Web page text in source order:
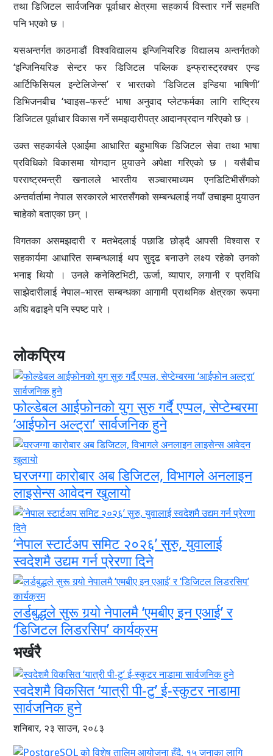
तथा डिजिटल सार्वजनिक पूर्वाधार क्षेत्रमा सहकार्य विस्तार गर्ने सहमति
पनि भएको छ ।
यसअन्तर्गत काठमाडौं विश्वविद्यालय इन्जिनियरिङ विद्यालय अन्तर्गतको
‘इन्जिनियरिङ सेन्टर फर डिजिटल पब्लिक इन्फ्रास्ट्रक्चर एन्ड
आर्टिफिसियल इन्टेलिजेन्स’ र भारतको ‘डिजिटल इन्डिया भाषिणी’
डिभिजनबीच ‘भ्वाइस–फर्स्ट’ भाषा अनुवाद प्लेटफर्मका लागि राष्ट्रिय
डिजिटल पूर्वाधार विकास गर्ने समझदारीपत्र आदानप्रदान गरिएको छ ।
उक्त सहकार्यले एआईमा आधारित बहुभाषिक डिजिटल सेवा तथा भाषा
प्रविधिको विकासमा योगदान पुर्‍याउने अपेक्षा गरिएको छ । यसैबीच
परराष्ट्रमन्त्री खनालले भारतीय सञ्चारमाध्यम एनडिटिभीसँगको
अन्तर्वार्तामा नेपाल सरकारले भारतसँगको सम्बन्धलाई नयाँ उचाइमा पुर्‍याउन
चाहेको बताएका छन् ।
विगतका असमझदारी र मतभेदलाई पछाडि छोड्दै आपसी विश्वास र
सहकार्यमा आधारित सम्बन्धलाई थप सुदृढ बनाउने लक्ष्य रहेको उनको
भनाइ थियो । उनले कनेक्टिभिटी, ऊर्जा, व्यापार, लगानी र प्रविधि
साझेदारीलाई नेपाल–भारत सम्बन्धका आगामी प्राथमिक क्षेत्रका रूपमा
अघि बढाइने पनि स्पष्ट पारे ।
लोकप्रिय
फोल्डेबल आईफोनको युग सुरु गर्दै एप्पल, सेप्टेम्बरमा
‘आईफोन अल्ट्रा’ सार्वजनिक हुने
घरजग्गा कारोबार अब डिजिटल, विभागले अनलाइन
लाइसेन्स आवेदन खुलायो
‘नेपाल स्टार्टअप समिट २०२६’ सुरु, युवालाई
स्वदेशमै उद्यम गर्न प्रेरणा दिने
लर्डबुद्धले सुरू गर्‍यो नेपालमै ‘एमबीए इन एआई’ र
‘डिजिटल लिडरसिप’ कार्यक्रम
भर्खरै
स्वदेशमै विकसित ‘यात्री पी-टु’ ई-स्कुटर नाडामा
सार्वजनिक हुने
शनिबार, २३ साउन, २०८३